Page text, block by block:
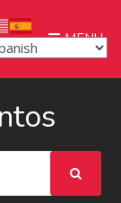
MENU